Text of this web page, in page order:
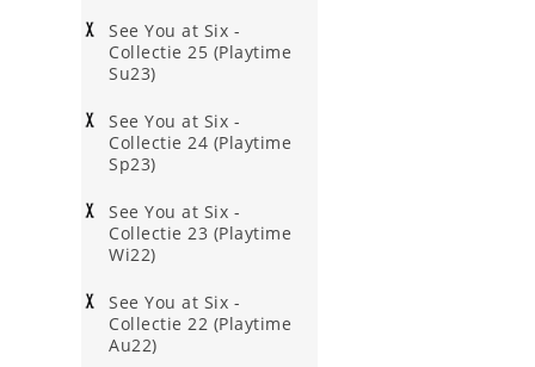
See You at Six -
Collectie 25 (Playtime
Su23)
See You at Six -
Collectie 24 (Playtime
Sp23)
See You at Six -
Collectie 23 (Playtime
Wi22)
See You at Six -
Collectie 22 (Playtime
Au22)